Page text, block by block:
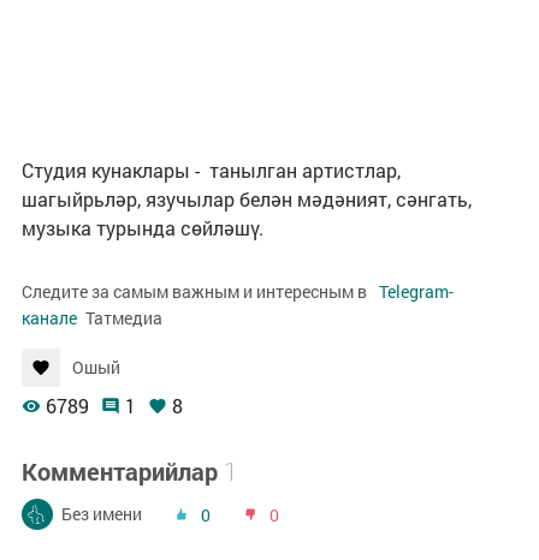
Студия кунаклары - танылган артистлар,
шагыйрьләр, язучылар белән мәдәният, сәнгать,
музыка турында сөйләшү.
Следите за самым важным и интересным в Telegram-
канале Татмедиа
Ошый
6789 1 8
Комментарийлар 1
Без имени 0 0